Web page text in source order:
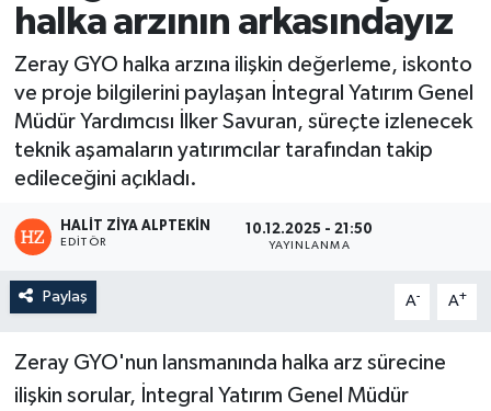
halka arzının arkasındayız
Zeray GYO halka arzına ilişkin değerleme, iskonto
ve proje bilgilerini paylaşan İntegral Yatırım Genel
Müdür Yardımcısı İlker Savuran, süreçte izlenecek
teknik aşamaların yatırımcılar tarafından takip
edileceğini açıkladı.
HALIT ZIYA ALPTEKIN
EDITÖR
10.12.2025 - 21:50
YAYINLANMA
Paylaş A- A+
Zeray GYO'nun lansmanında halka arz sürecine
ilişkin sorular, İntegral Yatırım Genel Müdür